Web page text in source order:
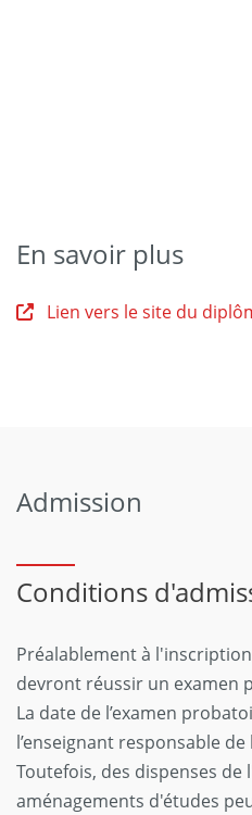
En savoir plus
Lien vers le site du
Admission
Conditions
Préalablement à
devront réussir un examen
La date de l’examen
l’enseignant responsable
Toutefois, des dispenses
aménagements d'études